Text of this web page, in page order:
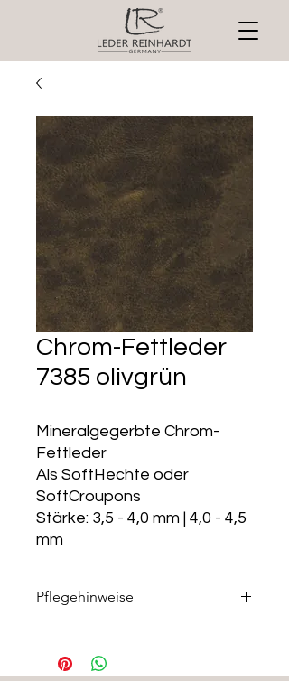
Chrom-Fettleder
7385 olivgrün
Mineralgegerbte Chrom-
Fettleder
Als SoftHechte oder
SoftCroupons
Stärke: 3,5 - 4,0 mm | 4,0 - 4,5
mm
Pflegehinweise
Pflegemittelshop